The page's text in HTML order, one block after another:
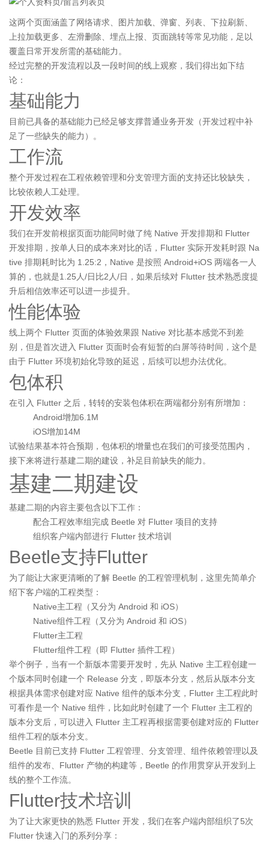
这两个页面涵盖了网络请求、图片加载、弹窗、列表、下拉刷新、
上拉加载更多、左滑删除、埋点上报、页面跳转等常见功能，足以
覆盖日常开发所需的基础能力。
经过完整的开发流程以及一段时间的线上观察，我们得出如下结
论：
基础能力
目前已具备的基础能力已经足够支撑普通业务开发（开发过程中补
足了一些缺失的能力）。
工作流
整个开发过程在工程依赖管理和分支管理方面的支持还比较缺失，
比较依赖人工处理。
开发效率
我们在开发前根据页面功能同时做了纯 Native 开发排期和 Flutter
开发排期，按单人日的成本来对比的话，Flutter 实际开发耗时跟 Na
tive 排期耗时比为 1.25:2，Native 是按照 Android+iOS 两端各一人
算的，也就是1.25人/日比2人/日，如果后续对 Flutter 技术熟悉度提
升后相信效率还可以进一步提升。
性能体验
线上两个 Flutter 页面的体验效果跟 Native 对比基本感觉不到差
别，但是首次进入 Flutter 页面时会有短暂的白屏等待时间，这个是
由于 Flutter 环境初始化导致的延迟，后续可以想办法优化。
包体积
在引入 Flutter 之后，转转的安装包体积在两端都分别有所增加：
Android增加6.1M
iOS增加14M
试验结果基本符合预期，包体积的增量也在我们的可接受范围内，
接下来将进行基建二期的建设，补足目前缺失的能力。
基建二期建设
基建二期的内容主要包含以下工作：
配合工程效率组完成 Beetle 对 Flutter 项目的支持
组织客户端内部进行 Flutter 技术培训
Beetle支持Flutter
为了能让大家更清晰的了解 Beetle 的工程管理机制，这里先简单介
绍下客户端的工程类型：
Native主工程（又分为 Android 和 iOS）
Native组件工程（又分为 Android 和 iOS）
Flutter主工程
Flutter组件工程（即 Flutter 插件工程）
举个例子，当有一个新版本需要开发时，先从 Native 主工程创建一
个版本同时创建一个 Release 分支，即版本分支，然后从版本分支
根据具体需求创建对应 Native 组件的版本分支，Flutter 主工程此时
可看作是一个 Native 组件，比如此时创建了一个 Flutter 主工程的
版本分支后，可以进入 Flutter 主工程再根据需要创建对应的 Flutter
组件工程的版本分支。
Beetle 目前已支持 Flutter 工程管理、分支管理、组件依赖管理以及
组件的发布、Flutter 产物的构建等，Beetle 的作用贯穿从开发到上
线的整个工作流。
Flutter技术培训
为了让大家更快的熟悉 Flutter 开发，我们在客户端内部组织了5次
Flutter 快速入门的系列分享：